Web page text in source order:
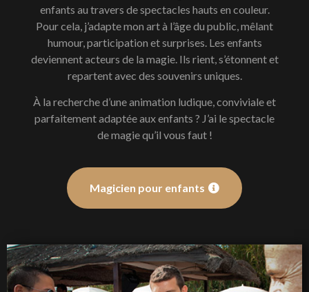
enfants au travers de spectacles hauts en couleur.
Pour cela, j’adapte mon art à l’âge du public, mêlant
humour, participation et surprises. Les enfants
deviennent acteurs de la magie. Ils rient, s’étonnent et
repartent avec des souvenirs uniques.
À la recherche d’une animation ludique, conviviale et
parfaitement adaptée aux enfants ? J’ai le spectacle
de magie qu’il vous faut !
Magicien pour enfants